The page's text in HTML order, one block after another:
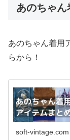
あのちゃ
あのちゃん着用
らから！
soft-vintage.com